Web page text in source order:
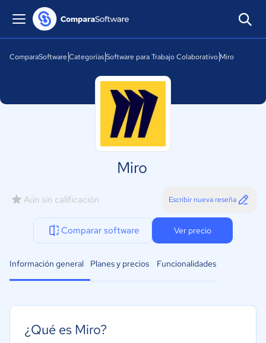
ComparaSoftware CategoríasSoftware para Trabajo Colaborativo Miro
Miro
Aún sin calificación Escribir nueva reseña
Comparar software Ver precio
Información general Planes y precios Funcionalidades
¿Qué es Miro?